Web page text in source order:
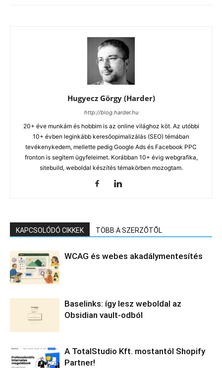
Hugyecz Görgy (Harder)
http://blog.harder.hu
20+ éve munkám és hobbim is az online világhoz köt. Az utóbbi
10+ évben leginkább keresőopimalizálás (SEO) témában
tevékenykedem, mellette pedig Google Ads és Facebook PPC
fronton is segítem ügyfeleimet. Korábban 10+ évig webgrafika,
sitebuild, weboldal készítés témakörben mozogtam.
KAPCSOLÓDÓ CIKKEK TÖBB A SZERZŐTŐL
WCAG és webes akadálymentesítés
Baselinks: így lesz weboldal az
Obsidian vault-odból
A TotalStudio Kft. mostantól Shopify
Partner!